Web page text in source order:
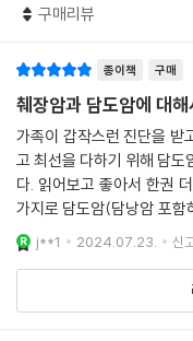
분비종양’, ‘간 육종’, ‘간
암’ 역시 잘 생긴다.
암 등으로 다양하고, 이렇게
전이 암들은 간암의 성질을
성질을 갖는다. 예를 들어
은 대장암의 성질을 가지
준해 이루어진다.
--- p.217
육아나 교육을 떠올려볼 때
생소한 만큼 정확한 정보가
완전관해에 이르는 실제 사례
담도암은 생소하다. 아는
자 역시 담도암을 진단받으
‘담도’라는 장기가 낯선 탓
비교적 드문 암이기 때문이
증가 폭이다. 담도암의 가장
생률 역시 점차 높아지고 있다.
그러나 국내 담도암 환자 및
구매리뷰
종이책 구매
췌장암과 담도암에 대
가족이 갑작스런 진단을 받
고 최선을 다하기 위해 담도
다. 읽어보고 좋아서 한권
가지로 담도암(담낭암 포함
들이라면 단순한 지식 습득
있으신 분들이 대
j**1 2024.07.23. 신